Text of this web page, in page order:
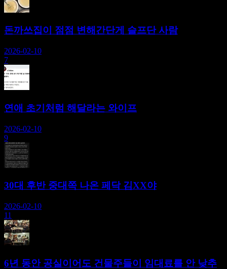
돈까쓰집이 점점 변해간단게 슬프단 사람
2026-02-10
7
연애 초기처럼 해달라는 와이프
2026-02-10
9
30대 후반 중대쪽 나온 페닥 김XX야
2026-02-10
11
6년 동안 공실이어도 건물주들이 임대료를 안 낮추